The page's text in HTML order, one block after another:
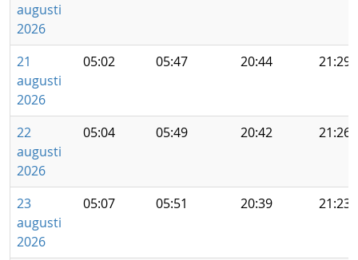
augusti
2026
21
augusti
2026
05:02 05:47 20:44 21:29
22
augusti
2026
05:04 05:49 20:42 21:26
23
augusti
2026
05:07 05:51 20:39 21:23